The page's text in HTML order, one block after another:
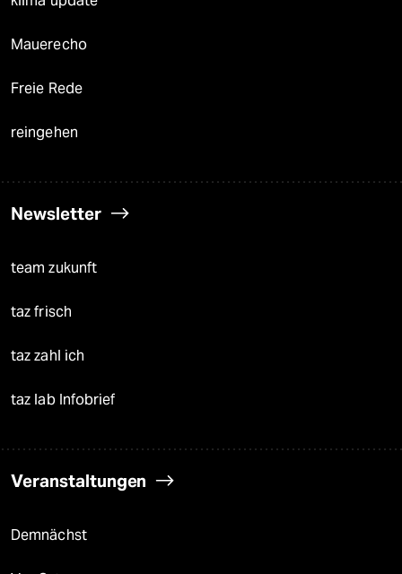
Mauerecho
Freie Rede
reingehen
Newsletter
team zukunft
taz frisch
taz zahl ich
taz lab Infobrief
Veranstaltungen
Demnächst